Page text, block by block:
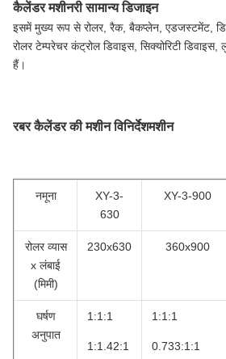
कैलेंडर मशीनरी सामान्य डिजाइन
इसमें मुख्य रूप से रोलर, रैक, बैकप्लेन, एडजस्टमेंट,
रोलर टेम्परेचर कंट्रोल डिवाइस, सिक्योरिटी डिवाइस,
हैं।
रबर कैलेंडर की मशीन विनिर्देशमशीन
नमूना
XY-3-
630
XY-3-900
रोलर व्यास
x लंबाई
(मिमी)
230x630 360x900
घर्षण
अनुपात
1:1:1
1:1.42:1
1:1:1
0.733:1:1